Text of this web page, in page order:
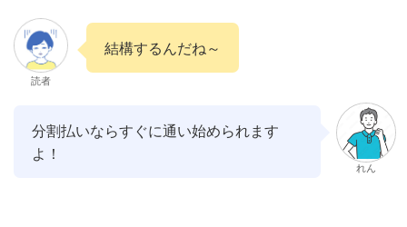
読者
結構するんだね～
分割払いならすぐに通い始められます
よ！
れん